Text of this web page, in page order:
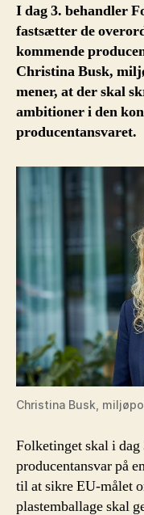
I dag 3. behandler
fastsætter de
kommende
Christina Busk,
mener, at der skal
ambitioner i den
producentansvaret.
Christina Busk,
Folketinget skal i
producentansvar på
til at sikre EU-målet
plastemballage skal